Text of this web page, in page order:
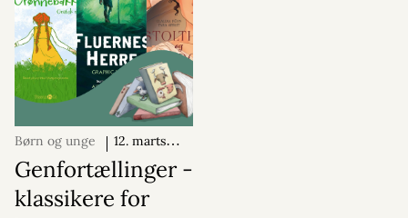
Børn og unge
12. marts
2026
Genfortællinger -
klassikere for